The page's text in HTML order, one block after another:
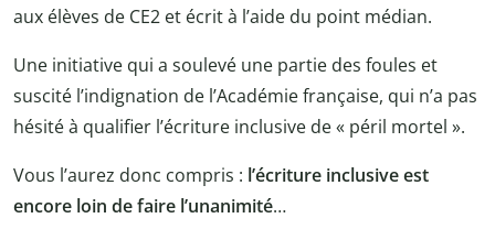
aux élèves de CE2 et écrit à l’aide du point médian.
Une initiative qui a soulevé une partie des foules et
suscité l’indignation de l’Académie française, qui n’a pas
hésité à qualifier l’écriture inclusive de « péril mortel ».
Vous l’aurez donc compris : l’écriture inclusive est
encore loin de faire l’unanimité…